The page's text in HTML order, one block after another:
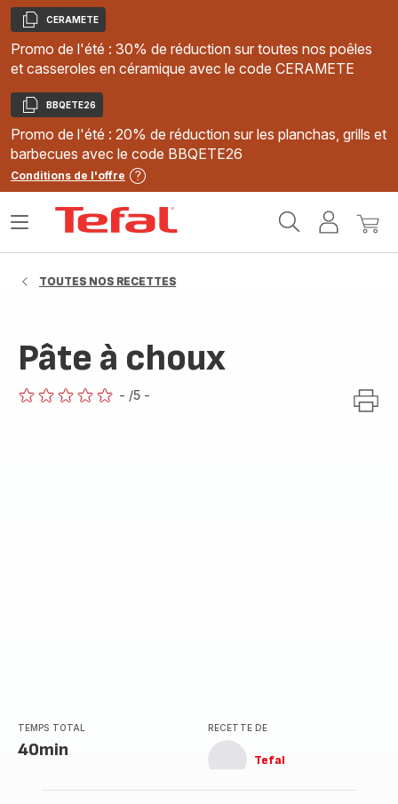
Copier
CERAMETE
Promo de l'été : 30% de réduction sur toutes nos poêles
et casseroles en céramique avec le code CERAMETE
Copier
BBQETE26
Promo de l'été : 20% de réduction sur les planchas, grills et
barbecues avec le code BBQETE26
Conditions de l'offre
MonMon
Ouvrir
TOUTES NOS RECETTES
Pâte à choux
- /5 -
TEMPS TOTAL
40min
RECETTE DE
Tefal